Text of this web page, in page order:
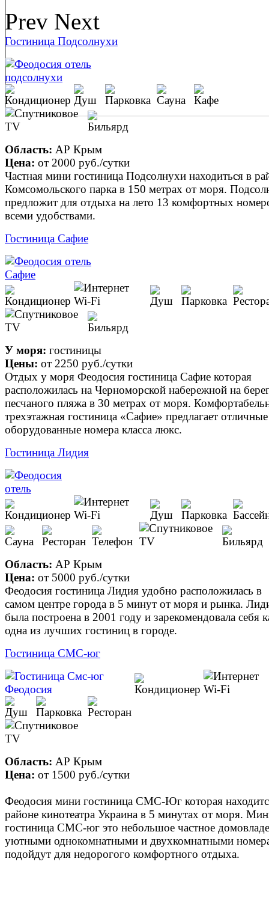
Prev Next
Гостиница Подсолнухи
Область: АР Крым
Цена: от 2000 руб./сутки
Частная мини гостиница Подсолнухи находиться в
Комсомольского парка в 150 метрах от моря.
предложит для отдыха на лето 13 комфортных
всеми удобствами.
Гостиница Сафие
У моря: гостиницы
Цены: от 2250 руб./сутки
Отдых у моря Феодосия гостиница Сафие которая
расположилась на Черноморской набережной на
песчаного пляжа в 30 метрах от моря.
трехэтажная гостиница «Сафие» предлагает отличные
оборудованные номера класса люкс.
Гостиница Лидия
Область: АР Крым
Цена: от 5000 руб./сутки
Феодосия гостиница Лидия удобно расположилась в
самом центре города в 5 минут от моря и рынка.
была построена в 2001 году и зарекомендовала себя
одна из лучших гостиниц в городе.
Гостиница СМС-юг
Область: АР Крым
Цена: от 1500 руб./сутки
Феодосия мини гостиница СМС-Юг которая
районе кинотеатра Украина в 5 минутах от моря.
гостиница СМС-юг это небольшое частное
уютными однокомнатными и двухкомнатными
подойдут для недорогого комфортного отдыха.